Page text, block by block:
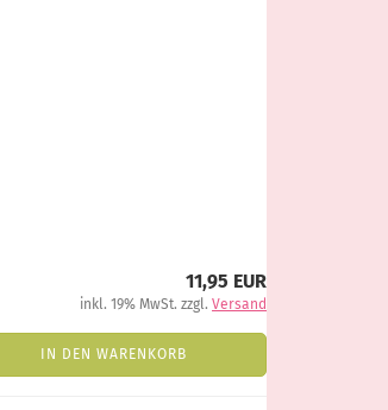
11,95 EUR
inkl. 19% MwSt. zzgl. Versand
IN DEN WARENKORB